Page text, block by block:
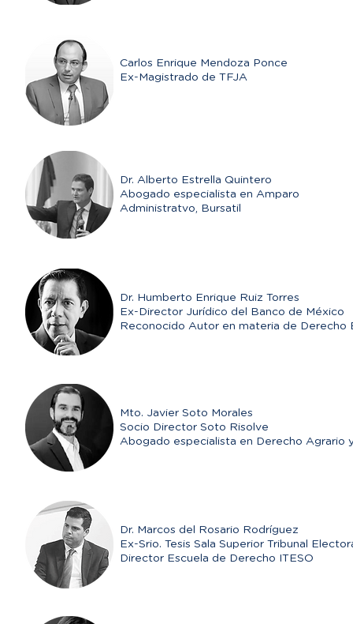
Carlos Enrique Mendoza Ponce
Ex-Magistrado de TFJA
Dr. Alberto Estrella Quintero
Abogado especialista en Amparo
Administratvo, Bursatil
Dr. Humberto Enrique Ruiz Torres
Ex-Director Jurídico del Banco de México
Reconocido Autor en materia de Derecho
Mto. Javier Soto Morales
Socio Director Soto Risolve
Abogado especialista en Derecho Agrario
Dr. Marcos del Rosario Rodríguez
Ex-Srio. Tesis Sala Superior Tribunal
Director Escuela de Derecho ITESO